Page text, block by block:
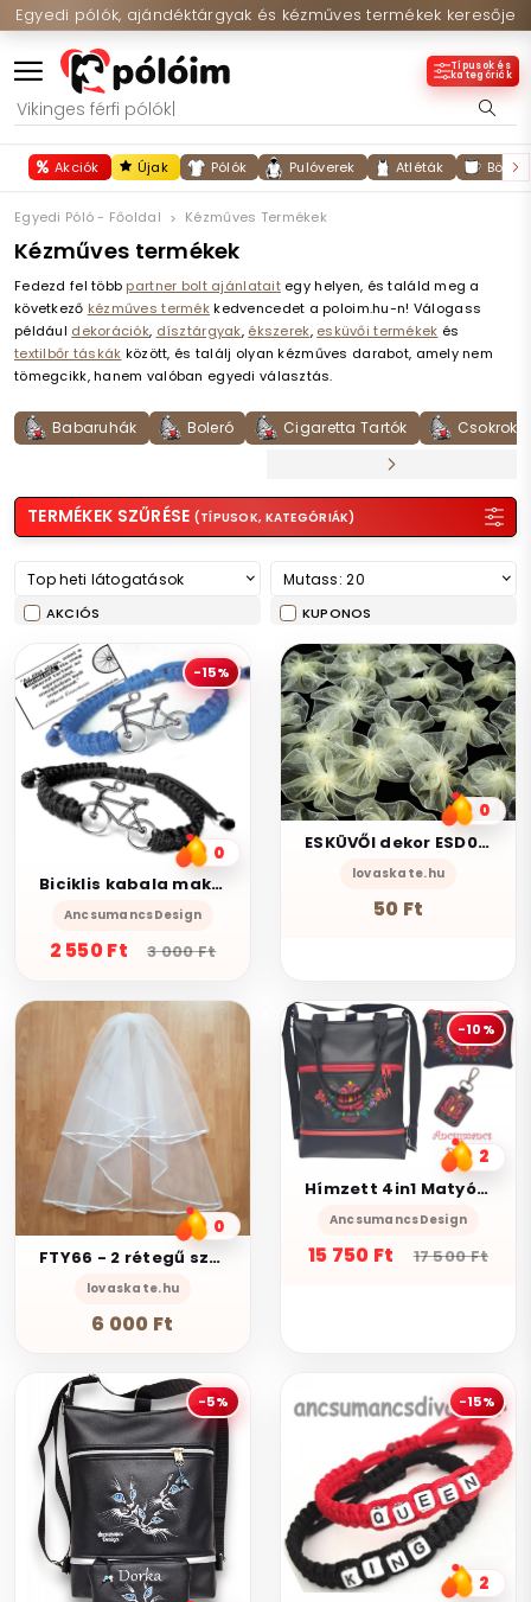
Egyedi pólók, ajándéktárgyak és kézműves termékek keresője
Típusok és
kategóriák
Akciók Újak Pólók Pulóverek Atléták
Egyedi Póló - Főoldal Kézműves Termékek
Kézműves termékek
Fedezd fel több partner bolt ajánlataitegy helyen, és találd meg a
következő kézműves termékkedvencedet a poloim.hu-n! Válogass
például dekorációk, dísztárgyak, ékszerek, esküvői termékek és
textilbőr táskák között, és találj olyan kézműves darabot, amely nem
tömegcikk, hanem valóban egyedi választás.
Babaruhák Boleró Cigaretta Tartók Csokrok
TERMÉKEK SZŰRÉSE (TÍPUSOK, KATEGÓRIÁK)
Top heti látogatások Mutass: 20
AKCIÓS KUPONOS
-15%
0
Biciklis kabala makramé páros karkötő szett fekete Jeans-kék
AncsumancsDesign
2 550 Ft 3 000 Ft
0
ESKÜVŐI dekor ESD03 - 60x40mm-es organza masni - több színben
lovaskate.hu
50 Ft
0
FTY66 - 2 rétegű szatén szélű Hófehér MINI menyasszonyi fátyol 30-50x100cm
lovaskate.hu
6 000 Ft
-10%
2
Hímzett 4in1 Matyó virágos szett Hungarian Folkart28 táska-neves pénztárcával-kulcstartó
AncsumancsDesign
15 750 Ft 17 500 Ft
-5% -15%
2